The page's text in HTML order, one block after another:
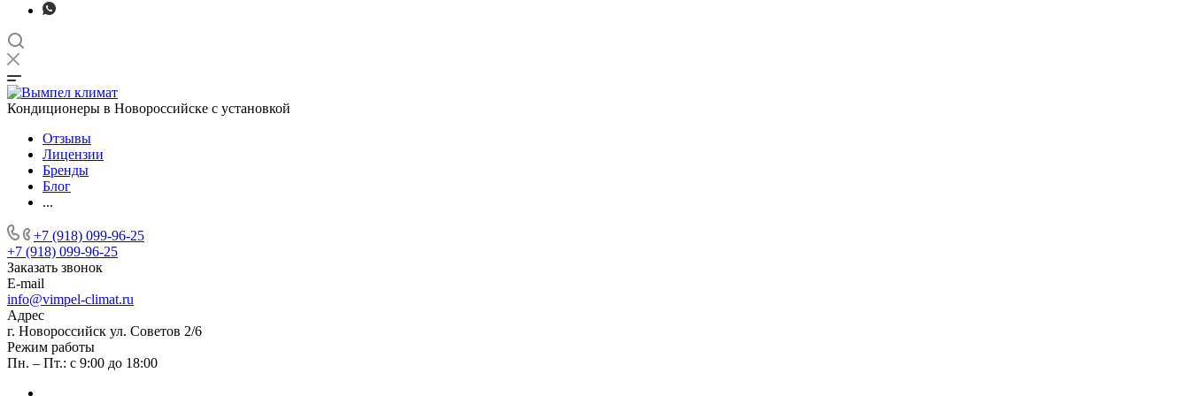
Кондиционеры в Новороссийске с установкой
Отзывы
Лицензии
Бренды
Блог
...
+7 (918) 099-96-25
+7 (918) 099-96-25
Заказать звонок
E-mail
info@vimpel-climat.ru
Адрес
г. Новороссийск ул. Советов 2/6
Режим работы
Пн. – Пт.: с 9:00 до 18:00